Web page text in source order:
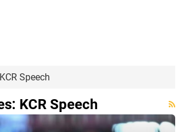
KCR Speech
KCR Speech